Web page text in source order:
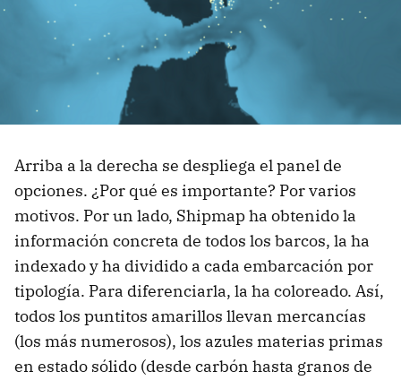
Arriba a la derecha se despliega el panel de
opciones. ¿Por qué es importante? Por varios
motivos. Por un lado, Shipmap ha obtenido la
información concreta de todos los barcos, la ha
indexado y ha dividido a cada embarcación por
tipología. Para diferenciarla, la ha coloreado. Así,
todos los puntitos amarillos llevan mercancías
(los más numerosos), los azules materias primas
en estado sólido (desde carbón hasta granos de